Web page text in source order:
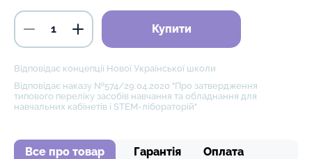
Купити
Відповідає концепції Нової Української школи
Відповідає наказу №574/29.04.2020 "Про затвердження
типового переліку засобів навчання та обладнання для
навчальних кабінетів і STEM-лібораторій"
Все про товар Гарантія
Оплата